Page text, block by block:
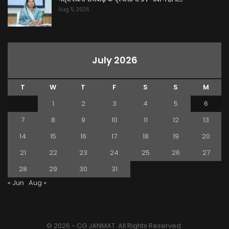
Aug 5, 2026
July 2026
T W T F S S
M
1
2 3 4 5
6
7
8 9 10 11 12
13
14
15 16 17 18 19
20
21
22 23 24 25 26
27
28
29 30
31
« Jun Aug »
© 2026 - CG JANMAT. All Rights Reserved.